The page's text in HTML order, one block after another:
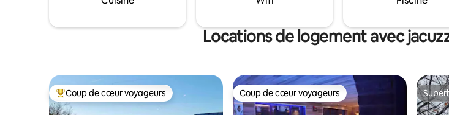
Locations de logement avec
Coups de cœur voyageurs les plus appréciés
Coup de cœur voyageurs Coup de cœur voyageurs
Coup de cœur voyageurs